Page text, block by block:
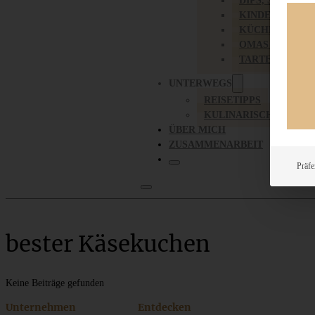
UNTERWEGS
REISETIPPS
KULINARISCH
ÜBER MICH
ZUSAMMENARBEIT
bester Käsekuchen
Keine Beiträge gefunden
Unternehmen Entdecken